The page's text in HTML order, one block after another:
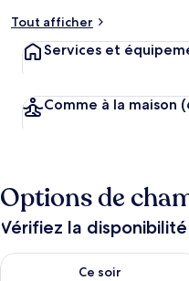
Tout afficher
Services et
Comme à la maison
Options de
Vérifiez la
Ce soir
Vérifier la disponibilité pour